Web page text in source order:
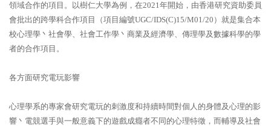
領域合作的項目。以樹仁大學為例，在2021年開始，由香港研究資助委員
會批出的跨學科合作項目（項目編號UGC/IDS(C)15/M01/20）就是集合本
校心理學丶社會學、社會工作學丶商業及經濟學、傳理學及數據科學的學
者的合作項目。
各方面研究電玩影響
心理學系的專家會研究電玩的刺激度和持續時間對個人的身體及心理的影
響丶電競選手與一般意義下的遊戲成癮者不同的心理特徵，而輔導及社會